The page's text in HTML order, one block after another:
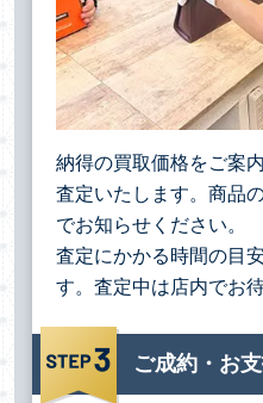
納得の買取価格をご案
査定いたします。商品
でお知らせください。
査定にかかる時間の目
す。査定中は店内でお
ご成約・お